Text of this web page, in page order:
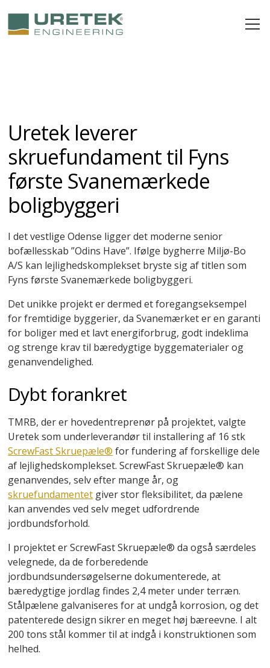
Uretek leverer
skruefundament til Fyns
første Svanemærkede
boligbyggeri
I det vestlige Odense ligger det moderne senior
bofællesskab ”Odins Have”. Ifølge bygherre Miljø-Bo
A/S kan lejlighedskomplekset bryste sig af titlen som
Fyns første Svanemærkede boligbyggeri.
Det unikke projekt er dermed et foregangseksempel
for fremtidige byggerier, da Svanemærket er en garanti
for boliger med et lavt energiforbrug, godt indeklima
og strenge krav til bæredygtige byggematerialer og
genanvendelighed.
Dybt forankret
TMRB, der er hovedentreprenør på projektet, valgte
Uretek som underleverandør til installering af 16 stk
ScrewFast Skruepæle® for fundering af forskellige dele
af lejlighedskomplekset. ScrewFast Skruepæle® kan
genanvendes, selv efter mange år, og
skruefundamentet giver stor fleksibilitet, da pælene
kan anvendes ved selv meget udfordrende
jordbundsforhold.
I projektet er ScrewFast Skruepæle® da også særdeles
velegnede, da de forberedende
jordbundsundersøgelserne dokumenterede, at
bæredygtige jordlag findes 2,4 meter under terræn.
Stålpælene galvaniseres for at undgå korrosion, og det
patenterede design sikrer en meget høj bæreevne. I alt
200 tons stål kommer til at indgå i konstruktionen som
helhed.